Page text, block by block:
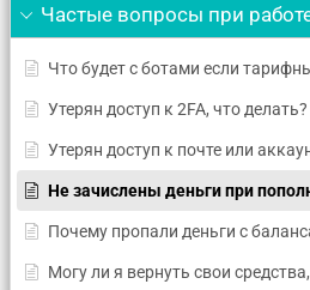
Частые вопросы при
Что будет с ботами если
Утерян доступ к 2FA, что делать?
Утерян доступ к почте или
Не зачислены деньги при
Почему пропали деньги с
Могу ли я вернуть свои